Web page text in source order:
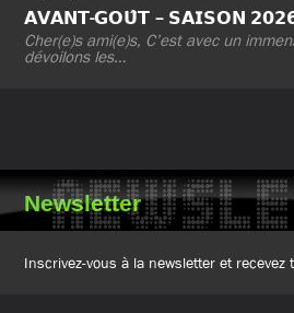
𝗔𝗩𝗔𝗡𝗧-𝗚𝗢𝗨̂𝗧 – 𝗦𝗔𝗜𝗦𝗢𝗡
Cher(e)s ami(e)s, C’est avec un
dévoilons les…
Newsletter
Inscrivez-vous à la newsletter et recevez